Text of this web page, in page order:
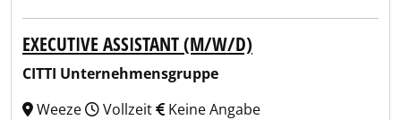
EXECUTIVE ASSISTANT (M/W/D)
CITTI Unternehmensgruppe
Weeze
Vollzeit Keine Angabe